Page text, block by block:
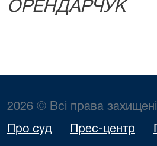
ОРЕНДАРЧУК
2026 © Всі права захищені
Про суд Прес-центр